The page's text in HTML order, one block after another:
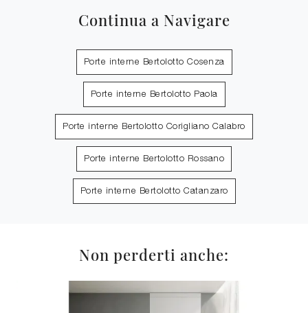
Continua a Navigare
Porte interne Bertolotto Cosenza
Porte interne Bertolotto Paola
Porte interne Bertolotto Corigliano Calabro
Porte interne Bertolotto Rossano
Porte interne Bertolotto Catanzaro
Non perderti anche: